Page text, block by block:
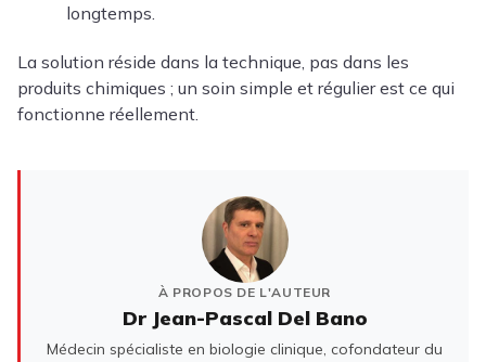
longtemps.
La solution réside dans la technique, pas dans les
produits chimiques ; un soin simple et régulier est ce qui
fonctionne réellement.
À PROPOS DE L'AUTEUR
Dr Jean-Pascal Del Bano
Médecin spécialiste en biologie clinique, cofondateur du